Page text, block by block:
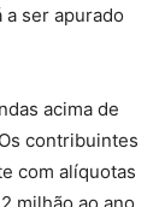
a ser apurado
acima de
contribuintes
com alíquotas
milhão ao ano,